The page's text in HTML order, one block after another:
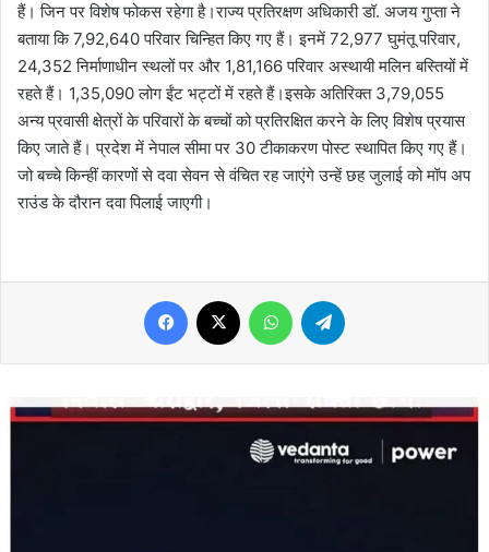
हैं। जिन पर विशेष फोकस रहेगा है।राज्य प्रतिरक्षण अधिकारी डॉ. अजय गुप्ता ने
बताया कि 7,92,640 परिवार चिन्हित किए गए हैं। इनमें 72,977 घुमंतू परिवार,
24,352 निर्माणाधीन स्थलों पर और 1,81,166 परिवार अस्थायी मलिन बस्तियों में
रहते हैं। 1,35,090 लोग ईंट भट्टों में रहते हैं।इसके अतिरिक्त 3,79,055
अन्य प्रवासी क्षेत्रों के परिवारों के बच्चों को प्रतिरक्षित करने के लिए विशेष प्रयास
किए जाते हैं। प्रदेश में नेपाल सीमा पर 30 टीकाकरण पोस्ट स्थापित किए गए हैं।
जो बच्चे किन्हीं कारणों से दवा सेवन से वंचित रह जाएंगे उन्हें छह जुलाई को मॉप अप
राउंड के दौरान दवा पिलाई जाएगी।
Facebook WhatsApp